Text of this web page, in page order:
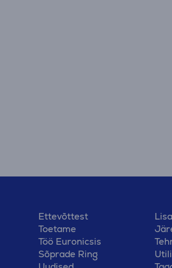
Ettevõttest
Toetame
Töö Euronicsis
Sõprade Ring